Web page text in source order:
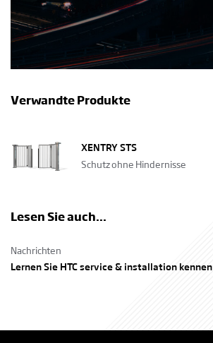
Verwandte Produkte
XENTRY STS
Schutz ohne Hindernisse
Lesen Sie auch...
Nachrichten
Lernen Sie HTC service & installation kennen